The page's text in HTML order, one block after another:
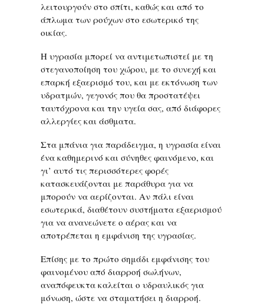
λειτουργούν στο σπίτι, καθώς και από το
άπλωμα των ρούχων στο εσωτερικό της
οικίας.
Η υγρασία μπορεί να αντιμετωπιστεί με τη
στεγανοποίηση του χώρου, με το συνεχή και
επαρκή εξαερισμό του, και με εκτόνωση των
υδρατμών, γεγονός που θα προστατέψει
ταυτόχρονα και την υγεία σας, από διάφορες
αλλεργίες και άσθματα.
Στα μπάνια για παράδειγμα, η υγρασία είναι
ένα καθημερινό και σύνηθες φαινόμενο, και
γι’ αυτό τις περισσότερες φορές
κατασκευάζονται με παράθυρα για να
μπορούν να αερίζονται. Αν πάλι είναι
εσωτερικά, διαθέτουν συστήματα εξαερισμού
για να ανανεώνετε ο αέρας και να
αποτρέπεται η εμφάνιση της υγρασίας.
Επίσης με το πρώτο σημάδι εμφάνισης του
φαινομένου από διαρροή σωλήνων,
αναπόφευκτα καλείται ο υδραυλικός για
μόνωση, ώστε να σταματήσει η διαρροή.